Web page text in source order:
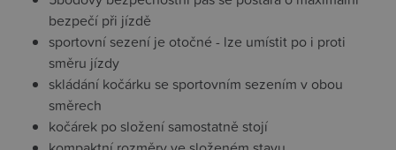
bezpečí při jízdě
sportovní sezení je otočné - lze umístit po i proti
směru jízdy
skládání kočárku se sportovním sezením v obou
směrech
kočárek po složení samostatně stojí